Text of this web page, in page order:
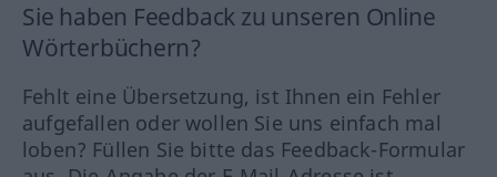
Sie haben Feedback zu unseren Online
Wörterbüchern?
Fehlt eine Übersetzung, ist Ihnen ein Fehler
aufgefallen oder wollen Sie uns einfach mal
loben? Füllen Sie bitte das Feedback-Formular